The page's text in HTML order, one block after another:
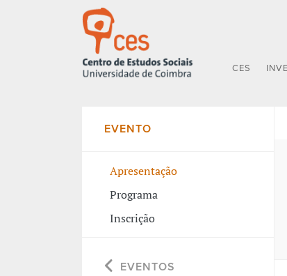
CES
EVENTO
Apresentação
Programa
Inscrição
EVENTOS